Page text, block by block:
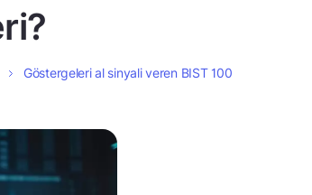
Göstergeleri al sinyali veren BIST 100